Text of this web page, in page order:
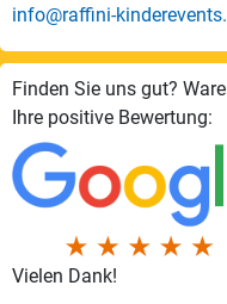
info@raffini-
Finden Sie uns gut?
Ihre positive Bewertung:
Vielen Dank!